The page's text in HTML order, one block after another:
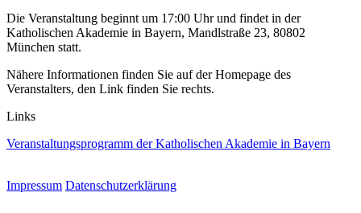
Die Veranstaltung beginnt um 17:00 Uhr und findet in der
Katholischen Akademie in Bayern, Mandlstraße 23, 80802
München statt.
Nähere Informationen finden Sie auf der Homepage des
Veranstalters, den Link finden Sie rechts.
Links
Veranstaltungsprogramm der Katholischen Akademie in Bayern
Impressum Datenschutzerklärung